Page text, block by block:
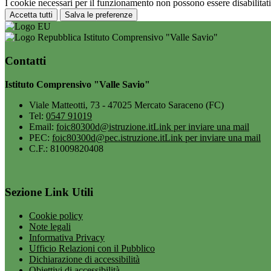
I cookie necessari per il funzionamento non possono essere
Accetta tutti Salva le preferenze
Istituto Comprensivo "Valle Savio"
Contatti
Istituto Comprensivo "Valle Savio"
Viale Matteotti, 73 - 47025 Mercato Saraceno (FC)
Tel: 0547 91019
Email: foic80300d@istruzione.itLink per inviare una mail
PEC: foic80300d@pec.istruzione.itLink per inviare una mail
C.F.: 81009820408
Sezione Link Utili
Cookie policy
Note legali
Informativa Privacy
Ufficio Relazioni con il Pubblico
Dichiarazione di accessibilità